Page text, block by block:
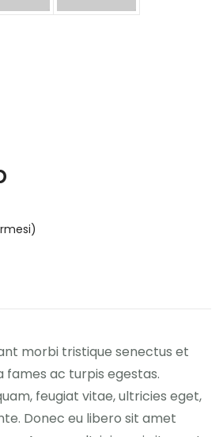
morbi tristique senectus et
fames ac turpis egestas.
feugiat vitae, ultricies eget,
Donec eu libero sit amet